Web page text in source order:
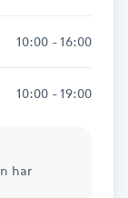
10:00 - 16:00
10:00 - 19:00
har